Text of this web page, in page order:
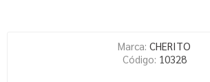
Marca: CHERITO
Código: 10328